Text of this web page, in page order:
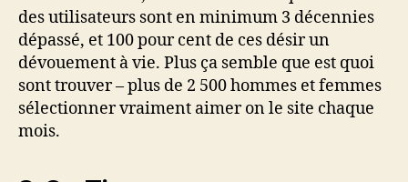
des utilisateurs sont en minimum 3 décennies
dépassé, et 100 pour cent de ces désir un
dévouement à vie. Plus ça semble que est quoi
sont trouver – plus de 2 500 hommes et femmes
sélectionner vraiment aimer on le site chaque
mois.